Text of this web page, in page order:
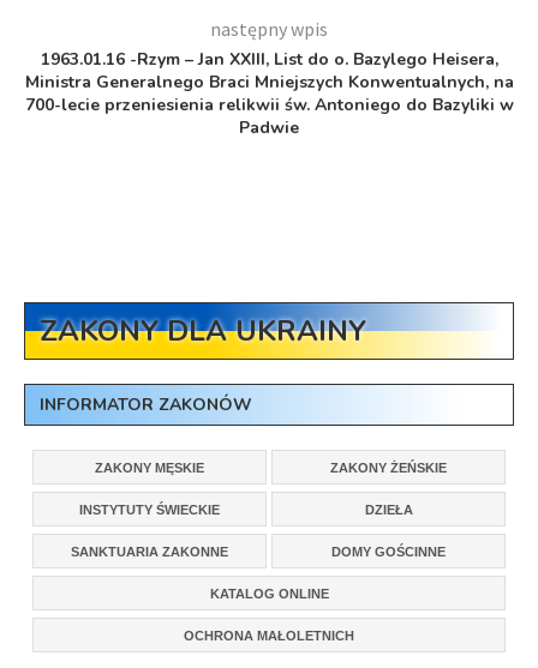
następny wpis
1963.01.16 -Rzym – Jan XXIII, List do o. Bazylego Heisera,
Ministra Generalnego Braci Mniejszych Konwentualnych, na
700-lecie przeniesienia relikwii św. Antoniego do Bazyliki w
Padwie
ZAKONY DLA UKRAINY
INFORMATOR ZAKONÓW
ZAKONY MĘSKIE ZAKONY ŻEŃSKIE
INSTYTUTY ŚWIECKIE DZIEŁA
SANKTUARIA ZAKONNE DOMY GOŚCINNE
KATALOG ONLINE
OCHRONA MAŁOLETNICH